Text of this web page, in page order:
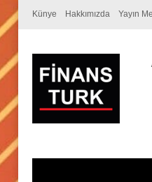
Künye Hakkımızda Yayın